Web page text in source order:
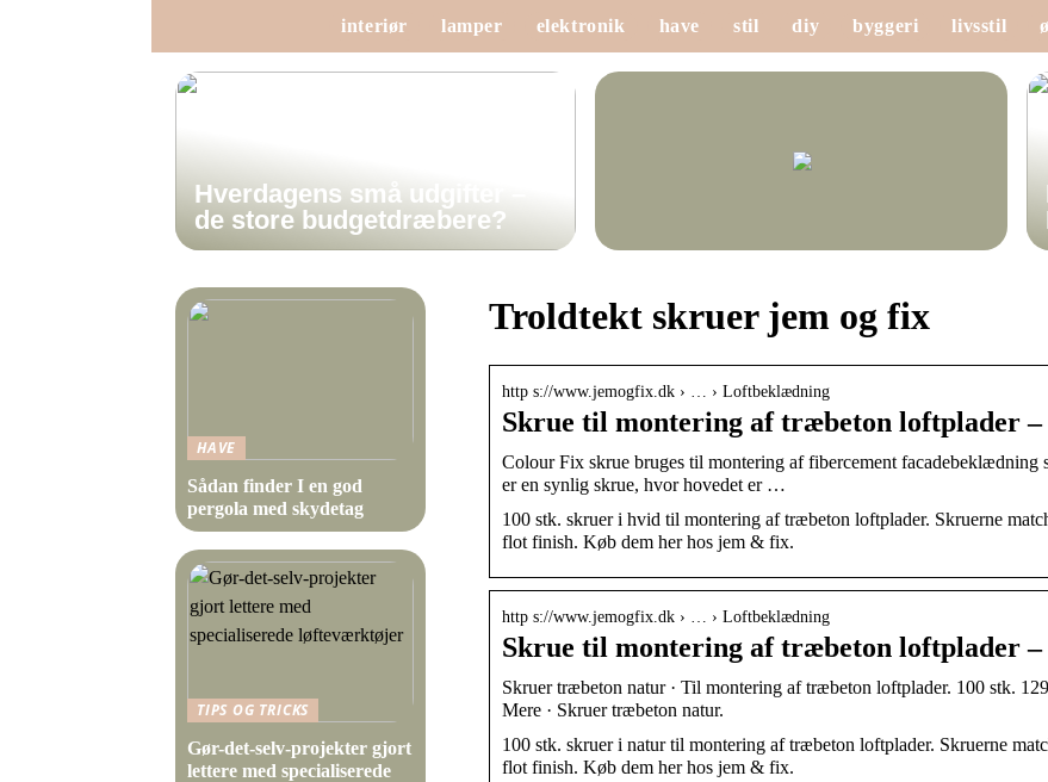
interiør lamper elektronik have stil diy byggeri livsstil
Hverdagens små udgifter –
de store budgetdræbere?
Troldtekt skruer jem og fix
http s://www.jemogfix.dk › … › Loftbeklædning
Skrue til montering af træbeton loftplader
Colour Fix skrue bruges til montering af fibercement facadebeklædning
er en synlig skrue, hvor hovedet er …
100 stk. skruer i hvid til montering af træbeton loftplader. Skruerne
flot finish. Køb dem her hos jem & fix.
http s://www.jemogfix.dk › … › Loftbeklædning
Skrue til montering af træbeton loftplader
Skruer træbeton natur · Til montering af træbeton loftplader. 100 stk.
Mere · Skruer træbeton natur.
100 stk. skruer i natur til montering af træbeton loftplader. Skruerne
flot finish. Køb dem her hos jem & fix.
HAVE
Sådan finder I en god
pergola med skydetag
TIPS OG TRICKS
Gør-det-selv-projekter gjort
lettere med specialiserede